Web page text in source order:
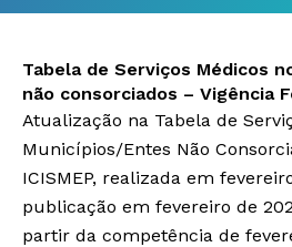
Tabela de Serviços Médicos
não consorciados – Vigência
Atualização na Tabela de
Municípios/Entes Não
ICISMEP, realizada em
publicação em fevereiro de
partir da competência de